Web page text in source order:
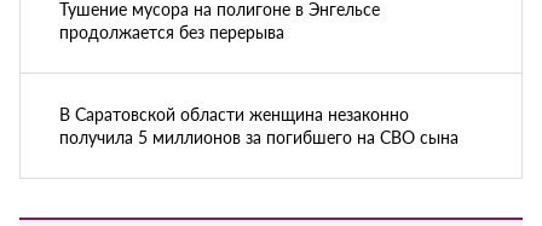
Тушение мусора на полигоне в Энгельсе
продолжается без перерыва
В Саратовской области женщина незаконно
получила 5 миллионов за погибшего на СВО сына